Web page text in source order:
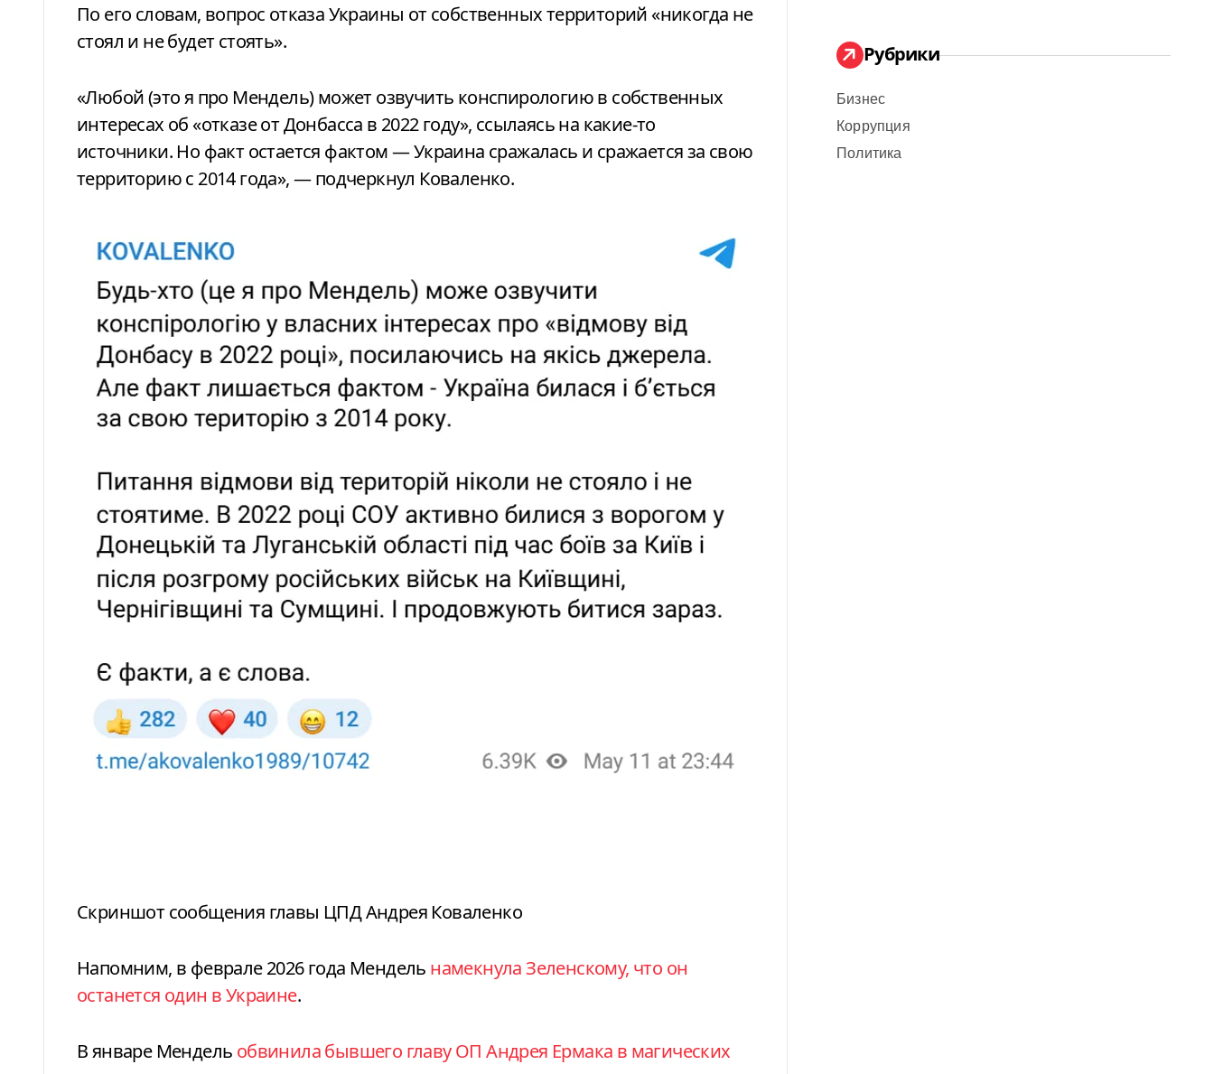
По его словам, вопрос отказа Украины от собственных территорий «никогда не
стоял и не будет стоять».
«Любой (это я про Мендель) может озвучить конспирологию в собственных
интересах об «отказе от Донбасса в 2022 году», ссылаясь на какие-то
источники. Но факт остается фактом — Украина сражалась и сражается за свою
территорию с 2014 года», — подчеркнул Коваленко.
Скриншот сообщения главы ЦПД Андрея Коваленко
Напомним, в феврале 2026 года Мендель намекнула Зеленскому, что он
останется один в Украине.
В январе Мендель обвинила бывшего главу ОП Андрея Ермака в магических
Рубрики
Бизнес
Коррупция
Политика